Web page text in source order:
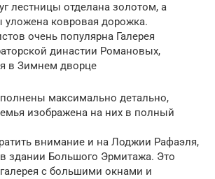
лестницы отделана золотом, а
уложена ковровая дорожка.
очень популярна Галерея
династии Романовых,
в Зимнем дворце
максимально детально,
изображена на них в полный
внимание и на Лоджии Рафаэля,
здании Большого Эрмитажа. Это
с большими окнами и